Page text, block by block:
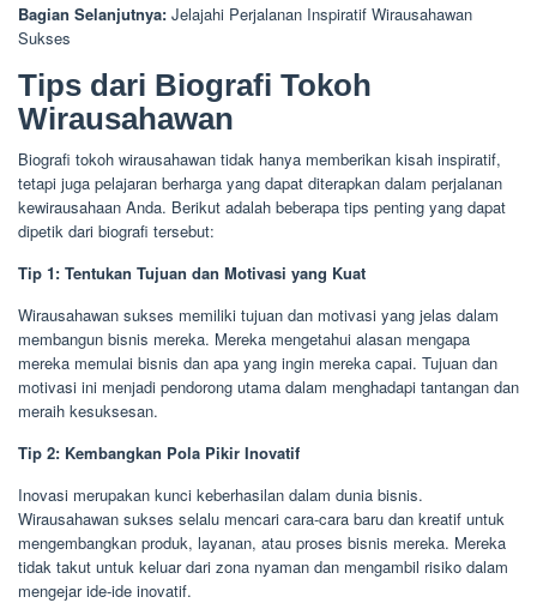
Bagian Selanjutnya: Jelajahi Perjalanan Inspiratif Wirausahawan
Sukses
Tips dari Biografi Tokoh
Wirausahawan
Biografi tokoh wirausahawan tidak hanya memberikan kisah inspiratif,
tetapi juga pelajaran berharga yang dapat diterapkan dalam perjalanan
kewirausahaan Anda. Berikut adalah beberapa tips penting yang dapat
dipetik dari biografi tersebut:
Tip 1: Tentukan Tujuan dan Motivasi yang Kuat
Wirausahawan sukses memiliki tujuan dan motivasi yang jelas dalam
membangun bisnis mereka. Mereka mengetahui alasan mengapa
mereka memulai bisnis dan apa yang ingin mereka capai. Tujuan dan
motivasi ini menjadi pendorong utama dalam menghadapi tantangan dan
meraih kesuksesan.
Tip 2: Kembangkan Pola Pikir Inovatif
Inovasi merupakan kunci keberhasilan dalam dunia bisnis.
Wirausahawan sukses selalu mencari cara-cara baru dan kreatif untuk
mengembangkan produk, layanan, atau proses bisnis mereka. Mereka
tidak takut untuk keluar dari zona nyaman dan mengambil risiko dalam
mengejar ide-ide inovatif.